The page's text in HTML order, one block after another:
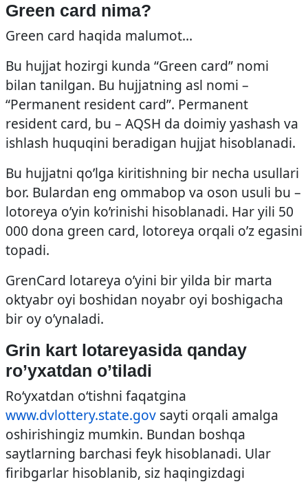
Green card nima?
Green card haqida malumot…
Bu hujjat hozirgi kunda “Green card” nomi
bilan tanilgan. Bu hujjatning asl nomi –
“Permanent resident card”. Permanent
resident card, bu – AQSH da doimiy yashash va
ishlash huquqini beradigan hujjat hisoblanadi.
Bu hujjatni qo’lga kiritishning bir necha usullari
bor. Bulardan eng ommabop va oson usuli bu –
lotoreya o’yin ko’rinishi hisoblanadi. Har yili 50
000 dona green card, lotoreya orqali o’z egasini
topadi.
GrenCard lotareya o’yini bir yilda bir marta
oktyabr oyi boshidan noyabr oyi boshigacha
bir oy o’ynaladi.
Grin kart lotareyasida qanday
ro’yxatdan o’tiladi
Ro‘yxatdan o‘tishni faqatgina
www.dvlottery.state.gov sayti orqali amalga
oshirishingiz mumkin. Bundan boshqa
saytlarning barchasi feyk hisoblanadi. Ular
firibgarlar hisoblanib, siz haqingizdagi